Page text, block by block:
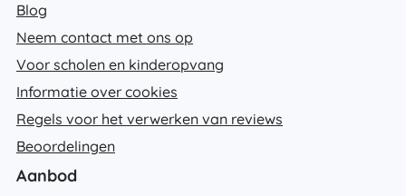
Blog
Neem contact met ons op
Voor scholen en kinderopvang
Informatie over cookies
Regels voor het verwerken van reviews
Beoordelingen
Aanbod